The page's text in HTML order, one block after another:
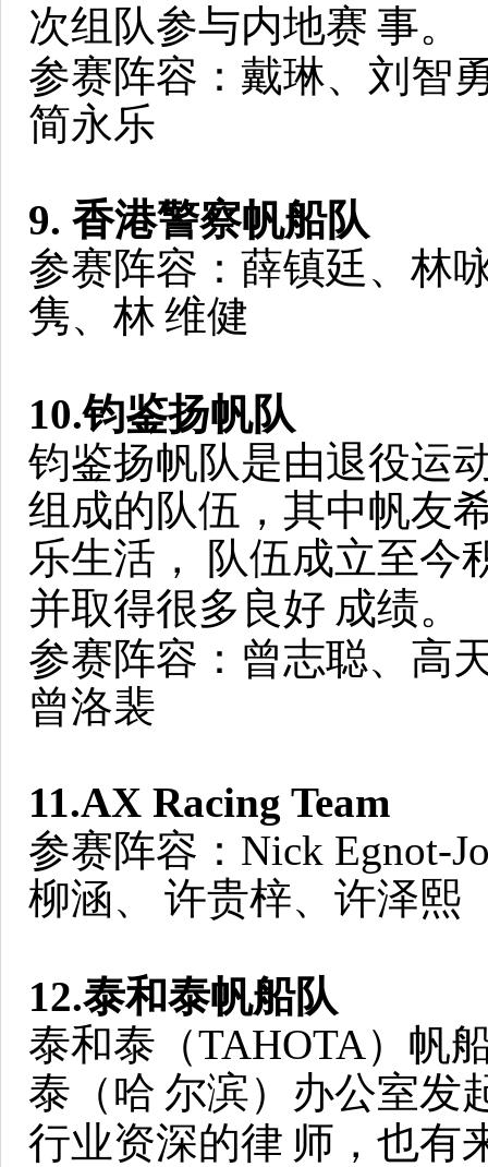
次组队参与内地赛 事。
参赛阵容：戴琳、刘智
简永乐
9. 香港警察帆船队
参赛阵容：薛镇廷、林
隽、林 维健
10.钧鉴扬帆队
钧鉴扬帆队是由退役运
组成的队伍，其中帆友
乐生活，
队伍成立至今
并取得很多良好 成绩。
参赛阵容：曾志聪、高
曾洛裴
11.AX Racing Team
参赛阵容：Nick Egnot-
柳涵、
许贵梓、许泽熙
12.泰和泰帆船队
泰和泰（TAHOTA）帆
泰（哈 尔滨）办公室发
行业资深的律 师，也有